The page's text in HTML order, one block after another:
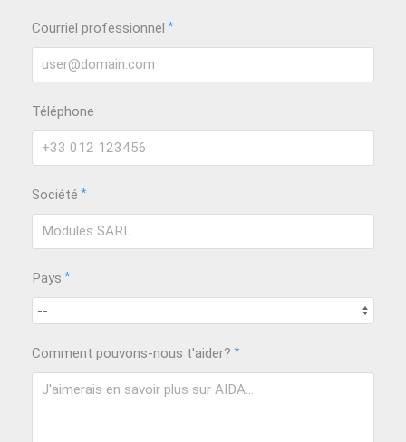
Courriel professionnel *
Téléphone
Société *
Pays *
Comment pouvons-nous t'aider? *